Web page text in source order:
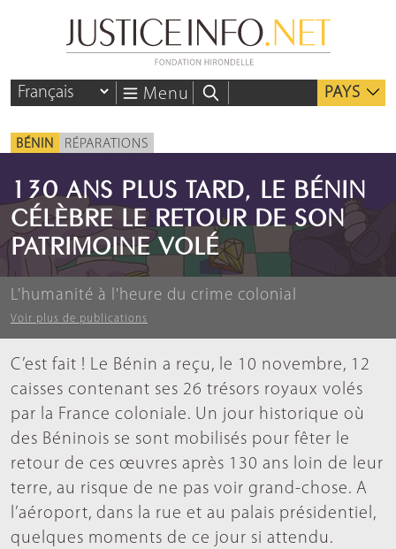
Menu PAYS
BÉNIN RÉPARATIONS
L'humanité à l'heure du crime colonial
Voir plus de publications
130 ANS PLUS TARD, LE BÉNIN
CÉLÈBRE LE RETOUR DE SON
PATRIMOINE VOLÉ
C’est fait ! Le Bénin a reçu, le 10 novembre, 12
caisses contenant ses 26 trésors royaux volés
par la France coloniale. Un jour historique où
des Béninois se sont mobilisés pour fêter le
retour de ces œuvres après 130 ans loin de leur
terre, au risque de ne pas voir grand-chose. A
l’aéroport, dans la rue et au palais présidentiel,
quelques moments de ce jour si attendu.